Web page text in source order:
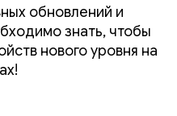
обновлений и
знать, чтобы
нового уровня на